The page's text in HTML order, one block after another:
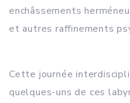
enchâssements
et autres raffinements
Cette journée
quelques-uns de ces